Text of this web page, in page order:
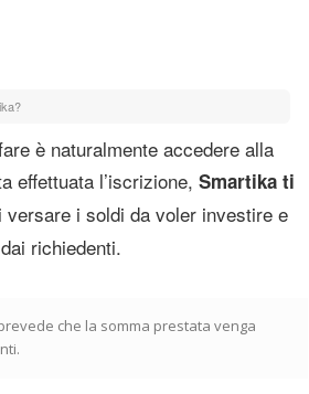
è naturalmente accedere alla
effettuata l’iscrizione, Smartika ti
versare i soldi da voler investire e
richiedenti.
che la somma prestata venga